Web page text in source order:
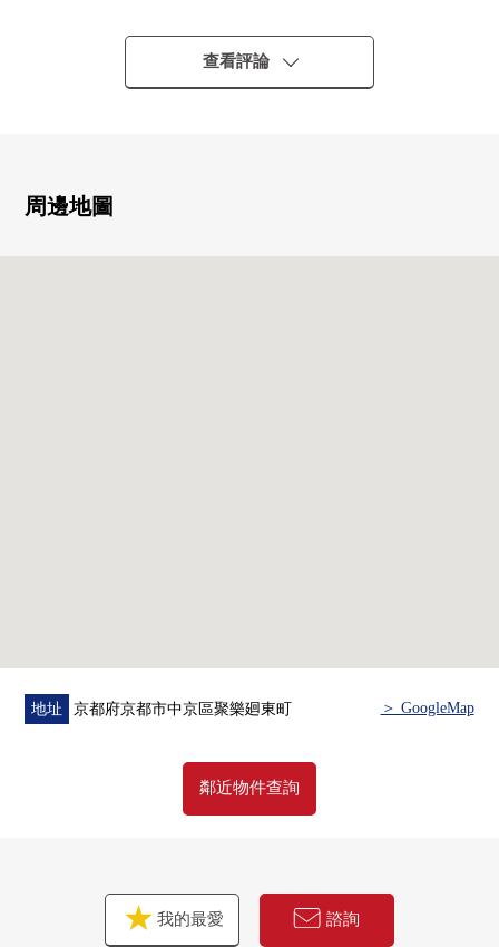
0靠墊層張替
◆ 交通指南
◆ 推薦的要點
查看評論
周邊地圖
地址 京都府京都市中京區聚樂廻東町 ＞ GoogleMap
鄰近物件查詢
我的最愛 諮詢